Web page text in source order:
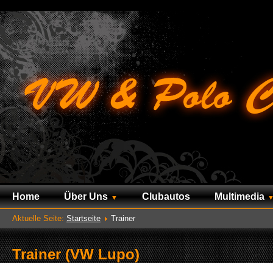
Home Über Uns Clubautos Multimedia
Aktuelle Seite: Startseite Trainer
Trainer (VW Lupo)